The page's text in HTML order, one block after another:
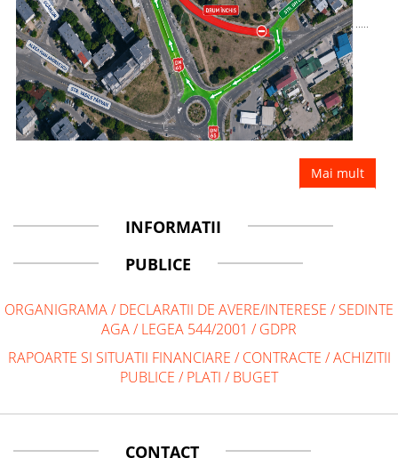
.....
Mai mult
INFORMATII
PUBLICE
ORGANIGRAMA/DECLARATII DE AVERE/INTERESE /SEDINTE
AGA/LEGEA 544/2001 /GDPR
RAPOARTE SI SITUATII FINANCIARE /CONTRACTE /ACHIZITII
PUBLICE /PLATI /BUGET
CONTACT